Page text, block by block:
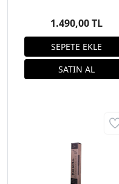
1.490,00 TL